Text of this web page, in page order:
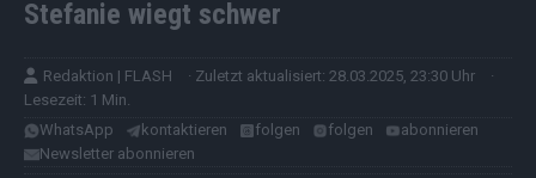
Stefanie wiegt schwer
Redaktion | FLASH · Zuletzt aktualisiert: 28.03.2025, 23:30 Uhr
·
Lesezeit: 1 Min.
WhatsApp
kontaktieren folgen folgen
abonnieren
Newsletter abonnieren